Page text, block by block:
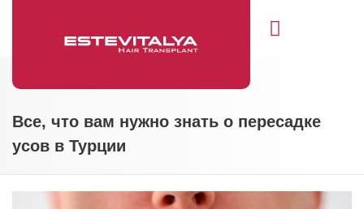
Все, что вам нужно знать о пересадке
усов в Турции